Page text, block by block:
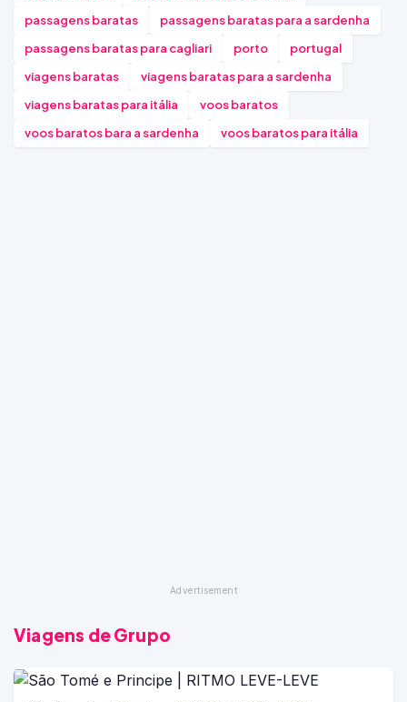
passagens baratas
passagens baratas para a sardenha
passagens baratas para cagliari
porto
portugal
viagens baratas
viagens baratas para a sardenha
viagens baratas para itália
voos baratos
voos baratos bara a sardenha
voos baratos para itália
Viagens de Grupo